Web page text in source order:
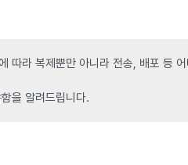
따라 복제뿐만 아니라 전송, 배포 등
을 알려드립니다.